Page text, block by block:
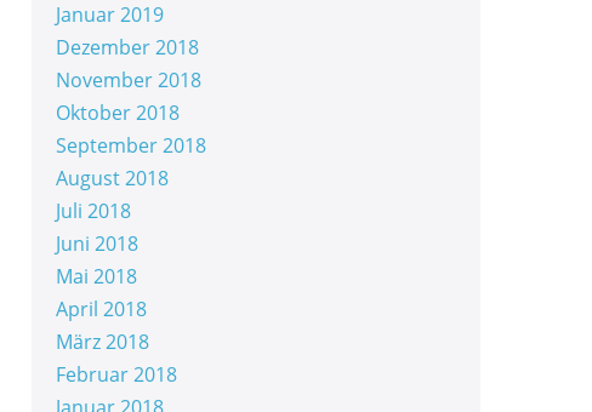
Januar 2019
Dezember 2018
November 2018
Oktober 2018
September 2018
August 2018
Juli 2018
Juni 2018
Mai 2018
April 2018
März 2018
Februar 2018